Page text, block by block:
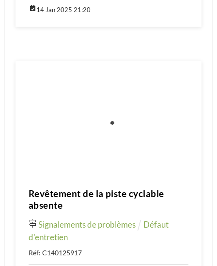
14 Jan 2025 21:20
Revêtement de la piste cyclable
absente
Signalements de problèmes
Défaut
d'entretien
Réf: C140125917